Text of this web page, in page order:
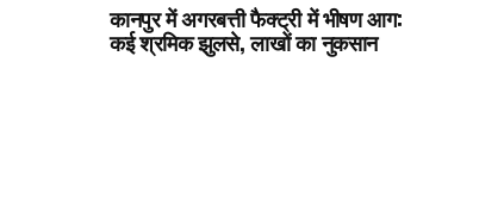
कानपुर में अगरबत्ती फैक्ट्री में भीषण आग:
कई श्रमिक झुलसे, लाखों का नुकसान